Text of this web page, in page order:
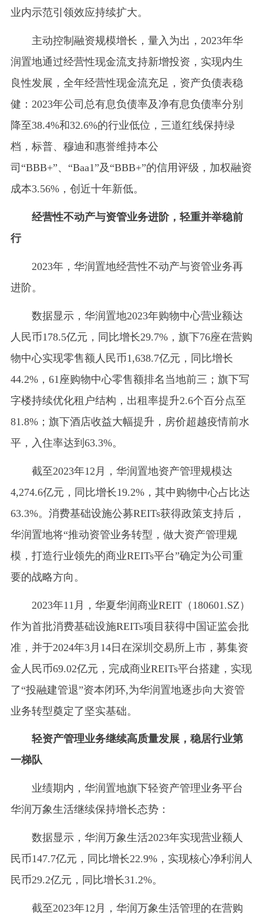
业内示范引领效应持续扩大。
主动控制融资规模增长，量入为出，2023年华
润置地通过经营性现金流支持新增投资，实现内生
良性发展，全年经营性现金流充足，资产负债表稳
健：2023年公司总有息负债率及净有息负债率分别
降至38.4%和32.6%的行业低位，三道红线保持绿
档，标普、穆迪和惠誉维持本公
司“BBB+”、“Baa1”及“BBB+”的信用评级，加权融资
成本3.56%，创近十年新低。
经营性不动产与资管业务进阶，轻重并举稳前
行
2023年，华润置地经营性不动产与资管业务再
进阶。
数据显示，华润置地2023年购物中心营业额达
人民币178.5亿元，同比增长29.7%，旗下76座在营购
物中心实现零售额人民币1,638.7亿元，同比增长
44.2%，61座购物中心零售额排名当地前三；旗下写
字楼持续优化租户结构，出租率提升2.6个百分点至
81.8%；旗下酒店收益大幅提升，房价超越疫情前水
平，入住率达到63.3%。
截至2023年12月，华润置地资产管理规模达
4,274.6亿元，同比增长19.2%，其中购物中心占比达
63.3%。消费基础设施公募REITs获得政策支持后，
华润置地将“推动资管业务转型，做大资产管理规
模，打造行业领先的商业REITs平台”确定为公司重
要的战略方向。
2023年11月，华夏华润商业REIT（180601.SZ）
作为首批消费基础设施REITs项目获得中国证监会批
准，并于2024年3月14日在深圳交易所上市，募集资
金人民币69.02亿元，完成商业REITs平台搭建，实现
了“投融建管退”资本闭环,为华润置地逐步向大资管
业务转型奠定了坚实基础。
轻资产管理业务继续高质量发展，稳居行业第
一梯队
业绩期内，华润置地旗下轻资产管理业务平台
华润万象生活继续保持增长态势：
数据显示，华润万象生活2023年实现营业额人
民币147.7亿元，同比增长22.9%，实现核心净利润人
民币29.2亿元，同比增长31.2%。
截至2023年12月，华润万象生活管理的在营购